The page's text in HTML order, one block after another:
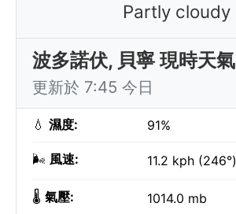
Partly cloudy
波多諾伏, 貝寧 現時天氣
更新於 7:45 今日
💧 濕度: 91%
🌬️ 風速: 11.2 kph (246°)
🌡️ 氣壓: 1014.0 mb